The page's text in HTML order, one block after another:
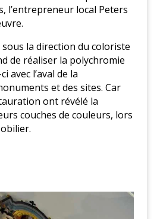
l’entrepreneur local Peters
sous la direction du coloriste
de réaliser la polychromie
avec l’aval de la
et des sites. Car
ont révélé la
couches de couleurs, lors